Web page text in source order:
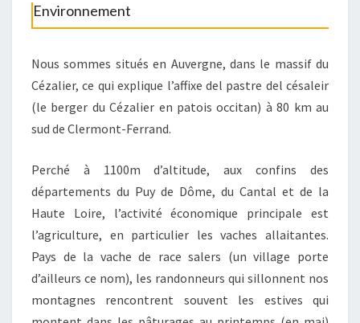
Environnement
Nous sommes situés en Auvergne, dans le massif du
Cézalier, ce qui explique l’affixe del pastre del césaleir
(le berger du Cézalier en patois occitan) à 80 km au
sud de Clermont-Ferrand.
Perché à 1100m d’altitude, aux confins des
départements du Puy de Dôme, du Cantal et de la
Haute Loire, l’activité économique principale est
l’agriculture, en particulier les vaches allaitantes.
Pays de la vache de race salers (un village porte
d’ailleurs ce nom), les randonneurs qui sillonnent nos
montagnes rencontrent souvent les estives qui